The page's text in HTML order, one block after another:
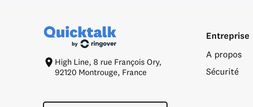
High Line, 8 rue François Ory,
92120 Montrouge, France
Entreprise
A propos
Sécurité